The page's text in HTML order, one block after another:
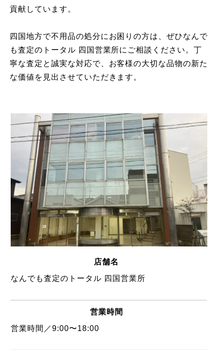
貢献しています。
四国地方で不用品の処分にお困りの方は、ぜひなんで
も査定のトータル 四国営業所にご相談ください。丁
寧な査定と誠実な対応で、お客様の大切な品物の新た
な価値を見出させていただきます。
店舗名
なんでも査定のトータル 四国営業所
営業時間
営業時間／9:00〜18:00